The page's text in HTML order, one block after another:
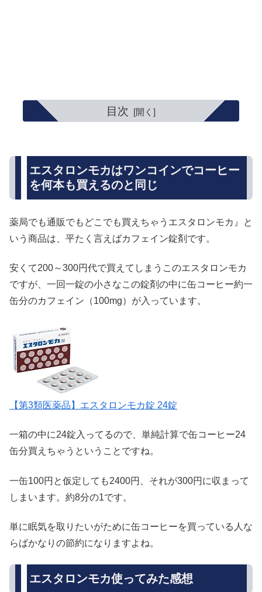
目次
エスタロンモカはワンコインでコーヒー
を何本も買えるのと同じ
薬局でも通販でもどこでも買えちゃうエスタロンモカ』と
いう商品は、平たく言えばカフェイン錠剤です。
安くて200～300円代で買えてしまうこのエスタロンモカ
ですが、一回一錠の小さなこの錠剤の中に缶コーヒー約一
缶分のカフェイン（100mg）が入っています。
【第3類医薬品】エスタロンモカ錠 24錠
一箱の中に24錠入ってるので、単純計算で缶コーヒー24
缶分買えちゃうということですね。
一缶100円と仮定しても2400円、それが300円に収まって
しまいます。約8分の1です。
単に眠気を取りたいがために缶コーヒーを買っている人な
らばかなりの節約になりますよね。
エスタロンモカ使ってみた感想